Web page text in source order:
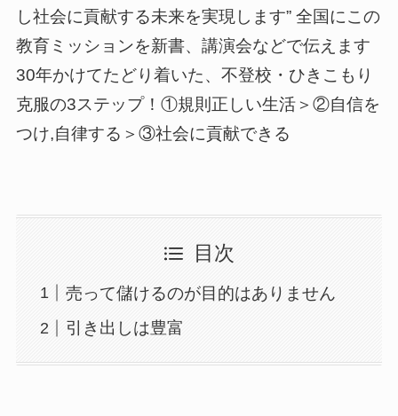
し社会に貢献する未来を実現します” 全国にこの
教育ミッションを新書、講演会などで伝えます
30年かけてたどり着いた、不登校・ひきこもり
克服の3ステップ！①規則正しい生活＞②自信を
つけ,自律する＞③社会に貢献できる
目次
売って儲けるのが目的はありません
引き出しは豊富